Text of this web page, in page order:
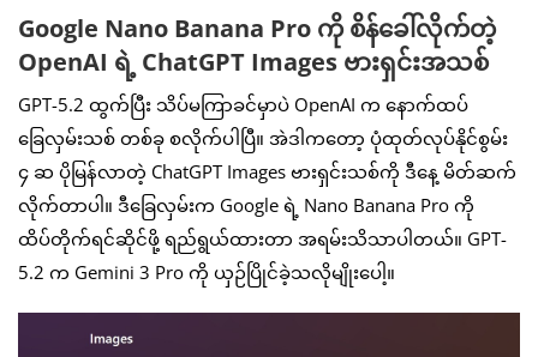
Google Nano Banana Pro ကို စိန်ခေါ်လိုက်တဲ့
OpenAI ရဲ့ ChatGPT Images ဗားရှင်းအသစ်
GPT-5.2 ထွက်ပြီး သိပ်မကြာခင်မှာပဲ OpenAI က နောက်ထပ်
ခြေလှမ်းသစ် တစ်ခု စလိုက်ပါပြီ။ အဲဒါကတော့ ပုံထုတ်လုပ်နိုင်စွမ်း
၄ ဆ ပိုမြန်လာတဲ့ ChatGPT Images ဗားရှင်းသစ်ကို ဒီနေ့ မိတ်ဆက်
လိုက်တာပါ။ ဒီခြေလှမ်းက Google ရဲ့ Nano Banana Pro ကို
ထိပ်တိုက်ရင်ဆိုင်ဖို့ ရည်ရွယ်ထားတာ အရမ်းသိသာပါတယ်။ GPT-
5.2 က Gemini 3 Pro ကို ယှဉ်ပြိုင်ခဲ့သလိုမျိုးပေါ့။